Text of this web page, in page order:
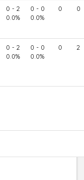
0 - 2
0.0%
0 - 0
0.0%
0 0
0 - 2
0.0%
0 - 0
0.0%
0 2